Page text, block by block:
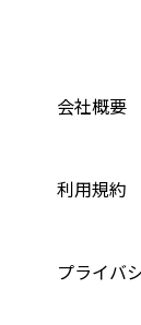
会社概要
利用規約
プライバ